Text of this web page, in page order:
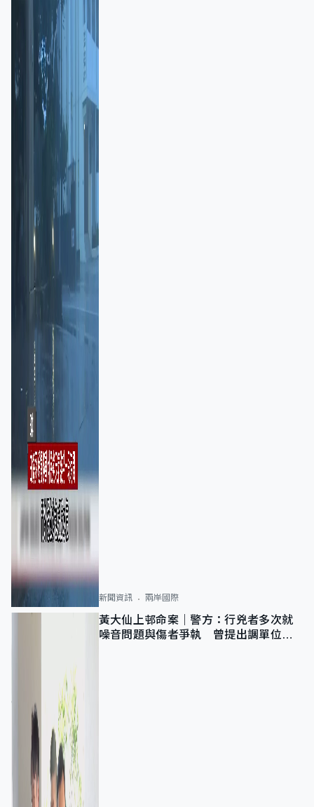
新聞資訊 兩岸國際
黃大仙上邨命案｜警方：行兇者多次就
噪音問題與傷者爭執 曾提出調單位已